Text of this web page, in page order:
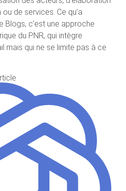
de services. Ce qu’a
Blogs, c’est une approche
du PNR, qui intègre
mais qui ne se limite pas à ce